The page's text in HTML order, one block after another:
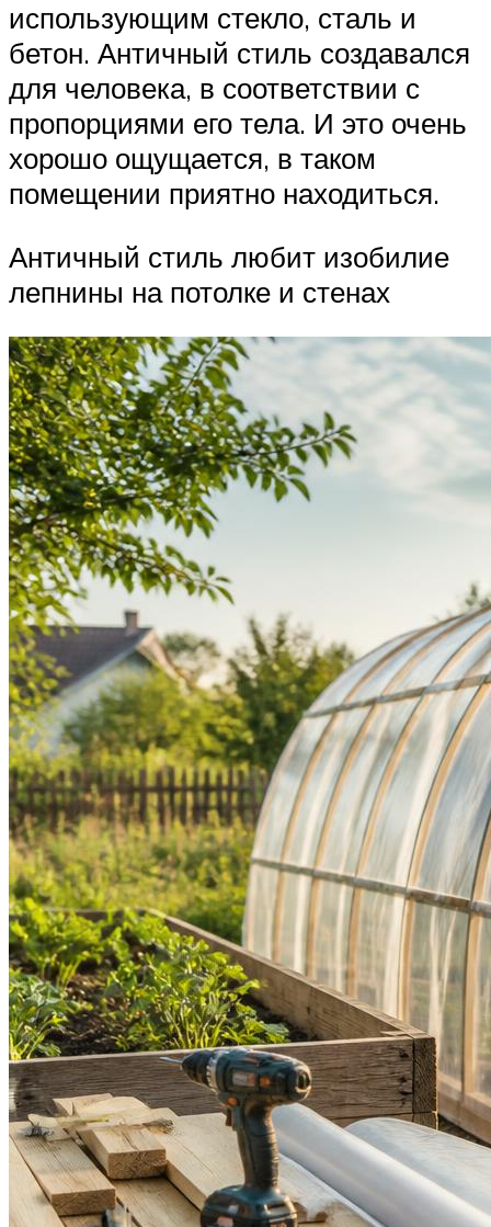
использующим стекло, сталь и
бетон. Античный стиль создавался
для человека, в соответствии с
пропорциями его тела. И это очень
хорошо ощущается, в таком
помещении приятно находиться.
Античный стиль любит изобилие
лепнины на потолке и стенах